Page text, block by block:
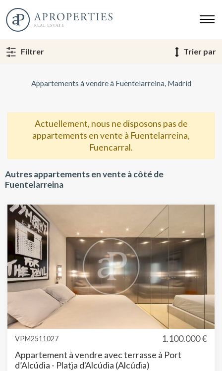
Filtrer Trier par
Appartements à vendre à Fuentelarreina, Madrid
Actuellement, nous ne disposons pas de
appartements en vente à Fuentelarreina,
Fuencarral.
Autres appartements en vente à côté de
Fuentelarreina
VPM2511027
1.100.000 €
Appartement à vendre avec terrasse à Port
d’Alcúdia - Platja d'Alcúdia (Alcúdia)